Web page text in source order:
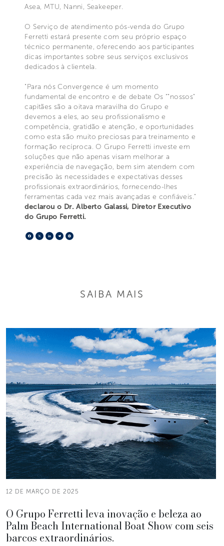
Asea, MTU, Nanni, Seakeeper.
O Serviço de atendimento pós-venda do Grupo
Ferretti estará presente com seu próprio espaço
técnico permanente, oferecendo aos participantes
dicas importantes sobre seus serviços exclusivos
dedicados à clientela.
"Para nós Convergence é um momento
fundamental de encontro e de debate Os “"nossos"
capitães são a oitava maravilha do Grupo e
devemos a eles, ao seu profissionalismo e
competência, gratidão e atenção, e oportunidades
como esta são muito preciosas para treinamento e
formação recíproca. O Grupo Ferretti investe em
soluções que não apenas visam melhorar a
experiência de navegação, bem sim atendem com
precisão às necessidades e expectativas desses
profissionais extraordinários, fornecendo-lhes
ferramentas cada vez mais avançadas e confiáveis."
declarou o Dr. Alberto Galassi, Diretor Executivo
do Grupo Ferretti.
Facebook
X LinkedIn
Telegram
SAIBA MAIS
12 DE MARÇO DE 2025
O Grupo Ferretti leva inovação e beleza ao
Palm Beach International Boat Show com seis
barcos extraordinários.